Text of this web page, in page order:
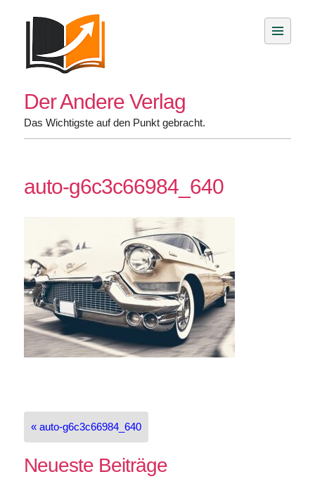
Der Andere Verlag
Das Wichtigste auf den Punkt gebracht.
auto-g6c3c66984_640
Beitragsnavigation
« auto-g6c3c66984_640
Neueste Beiträge